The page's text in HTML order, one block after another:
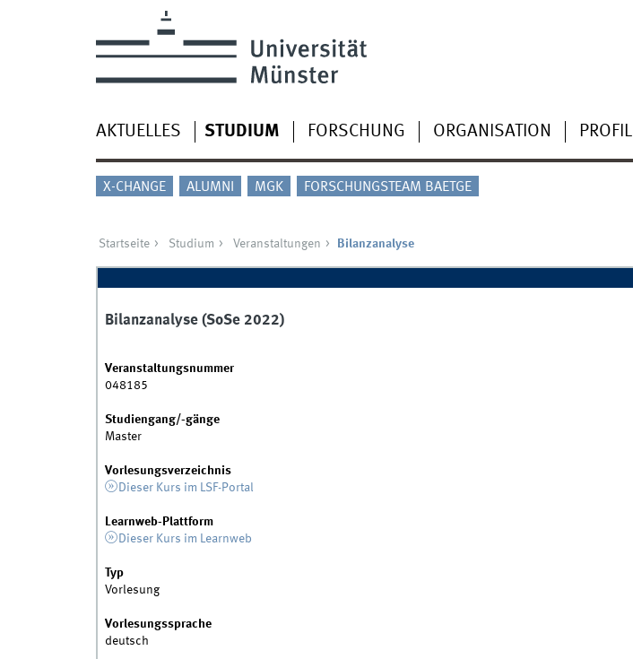
AKTUELLES STUDIUM FORSCHUNG ORGANISATION PROFIL
X-CHANGE ALUMNI MGK FORSCHUNGSTEAM BAETGE
Startseite Studium Veranstaltungen Bilanzanalyse
Bilanzanalyse (SoSe 2022)
Veranstaltungsnummer
048185
Studiengang/-gänge
Master
Vorlesungsverzeichnis
Dieser Kurs im LSF-Portal
Learnweb-Plattform
Dieser Kurs im Learnweb
Typ
Vorlesung
Vorlesungssprache
deutsch